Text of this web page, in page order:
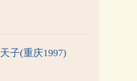
天子(重庆1997)